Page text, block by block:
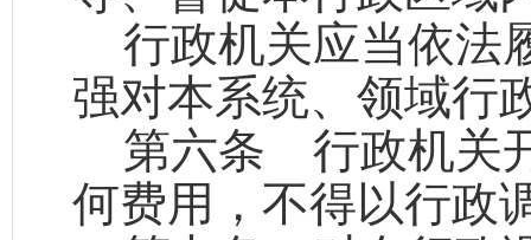
行政机关应当依法
强对本系统、领域行
第六条 行政机关
何费用，不得以行政